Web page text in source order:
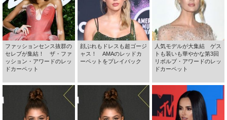
ファッションセンス抜群の
セレブが集結！ ザ・ファ
ッション・アワードのレッ
ドカーペット
顔ぶれもドレスも超ゴージ
ャス！ AMAのレッドカ
ーペットをプレイバック
人気モデルが大集結 ゲス
トも装いも華やかな第3回
リボルブ・アワードのレッ
ドカーペット